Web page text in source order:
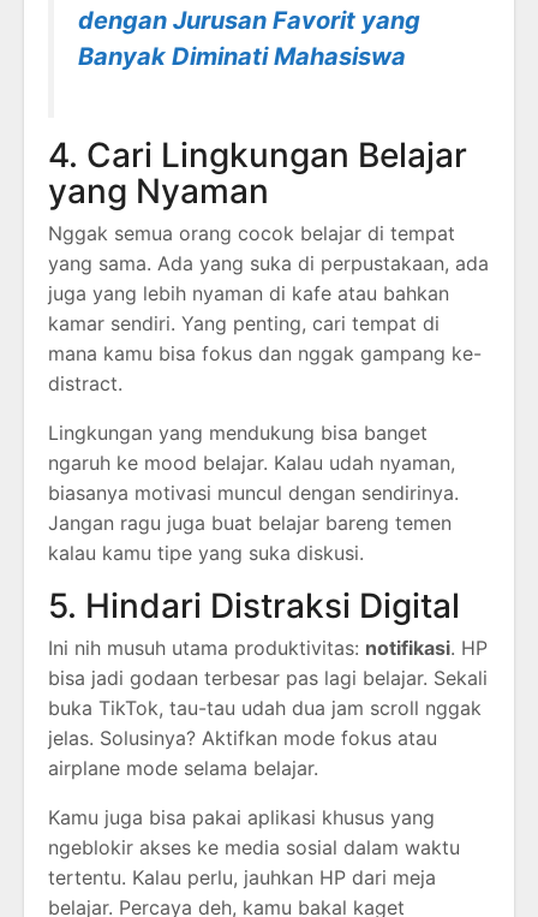
dengan Jurusan Favorit yang
Banyak Diminati Mahasiswa
4. Cari Lingkungan Belajar
yang Nyaman
Nggak semua orang cocok belajar di tempat
yang sama. Ada yang suka di perpustakaan, ada
juga yang lebih nyaman di kafe atau bahkan
kamar sendiri. Yang penting, cari tempat di
mana kamu bisa fokus dan nggak gampang ke-
distract.
Lingkungan yang mendukung bisa banget
ngaruh ke mood belajar. Kalau udah nyaman,
biasanya motivasi muncul dengan sendirinya.
Jangan ragu juga buat belajar bareng temen
kalau kamu tipe yang suka diskusi.
5. Hindari Distraksi Digital
Ini nih musuh utama produktivitas: notifikasi. HP
bisa jadi godaan terbesar pas lagi belajar. Sekali
buka TikTok, tau-tau udah dua jam scroll nggak
jelas. Solusinya? Aktifkan mode fokus atau
airplane mode selama belajar.
Kamu juga bisa pakai aplikasi khusus yang
ngeblokir akses ke media sosial dalam waktu
tertentu. Kalau perlu, jauhkan HP dari meja
belajar. Percaya deh, kamu bakal kaget